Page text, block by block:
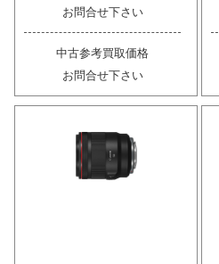
お問合せ下さい
中古参考買取価格
お問合せ下さい